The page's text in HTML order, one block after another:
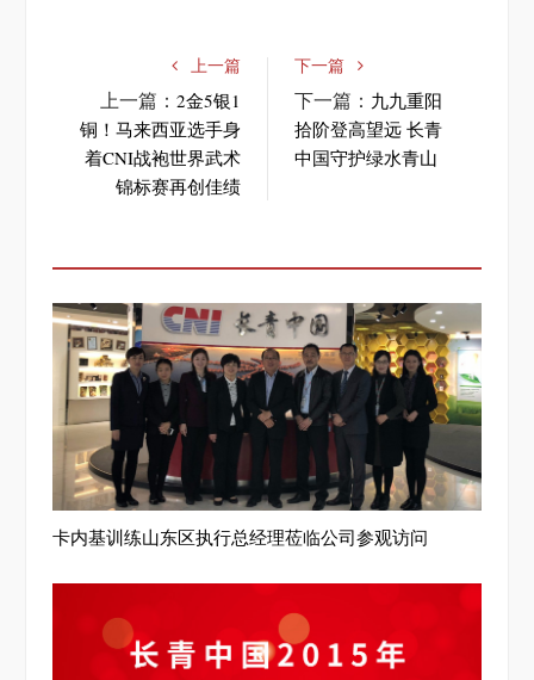
上一篇
上一篇： 2金5银1
铜！马来西亚选手身
着CNI战袍世界武术
锦标赛再创佳绩
下一篇
下一篇： 九九重阳
拾阶登高望远 长青
中国守护绿水青山
卡内基训练山东区执行总经理莅临公司参观访问